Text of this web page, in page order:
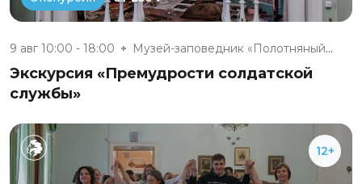
9 авг 10:00 - 18:00 Музей-заповедник «Полотняный З...
Экскурсия «Премудрости солдатской
службы»
12+